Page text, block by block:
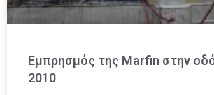
Εμπρησμός της Marfin στην
2010